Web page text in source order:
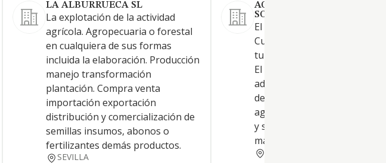
LA ALBURRUECA SL
La explotación de la actividad
agrícola. Agropecuaria o forestal
en cualquiera de sus formas
incluida la elaboración. Producción
manejo transformación
plantación. Compra venta
importación exportación
distribución y comercialización de
semillas insumos, abonos o
fertilizantes demás productos.
SEVILLA
AGRICULTORES LOPEZ
SOCIEDAD LIMITADA.
El objeto social lo constituirá:
Cultivo de hortalizas, raíces y
tubérculos -código CNAE
El cultivo, explotación y
adquisición, por cualquier
de fincas rústicas o
agrícolas, forestales o
y su gestión. 3. La
maquinaria y elementos